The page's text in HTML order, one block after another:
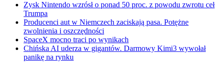
Zysk Nintendo wzrósł o ponad 50 proc. z powodu zwrotu ceł
Trumpa
Producenci aut w Niemczech zaciskają pasa. Potężne
zwolnienia i oszczędności
SpaceX mocno traci po wynikach
Chińska AI uderza w gigantów. Darmowy Kimi3 wywołał
panikę na rynku